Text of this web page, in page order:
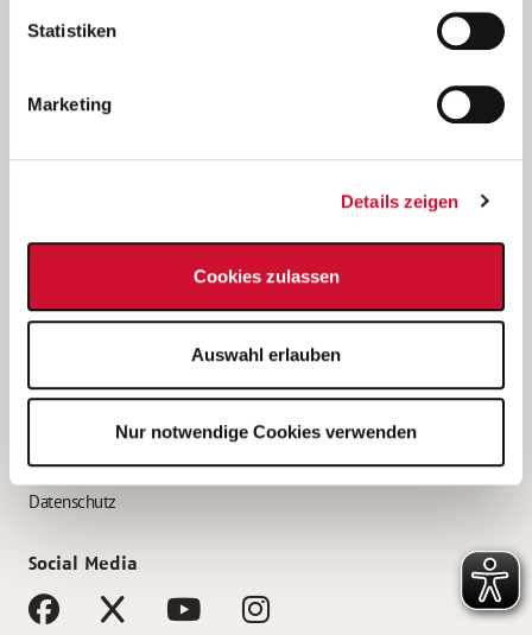
unsererDatenschutzerklärung
Statistiken
Marketing
Details zeigen
Cookies zulassen
Auswahl erlauben
Nur notwendige Cookies verwenden
(Ein Tochterunternehmen des AWO Bezirksverbandes Unterfranken
e.V.)
Bewerbung als Altenpflegehelfer*in
Bewerbung als Erzieher*in
AWO Gliederungen nach Bundesland
Impressum
Datenschutz
Social Media